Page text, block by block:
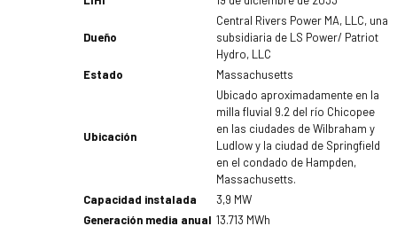
Dueño
Central Rivers Power MA, LLC, una
subsidiaria de LS Power/ Patriot
Hydro, LLC
Estado
Massachusetts
Ubicación
Ubicado aproximadamente en la
milla fluvial 9.2 del río Chicopee
en las ciudades de Wilbraham y
Ludlow y la ciudad de Springfield
en el condado de Hampden,
Massachusetts.
Capacidad instalada
3,9 MW
Generación media anual 13.713 MWh